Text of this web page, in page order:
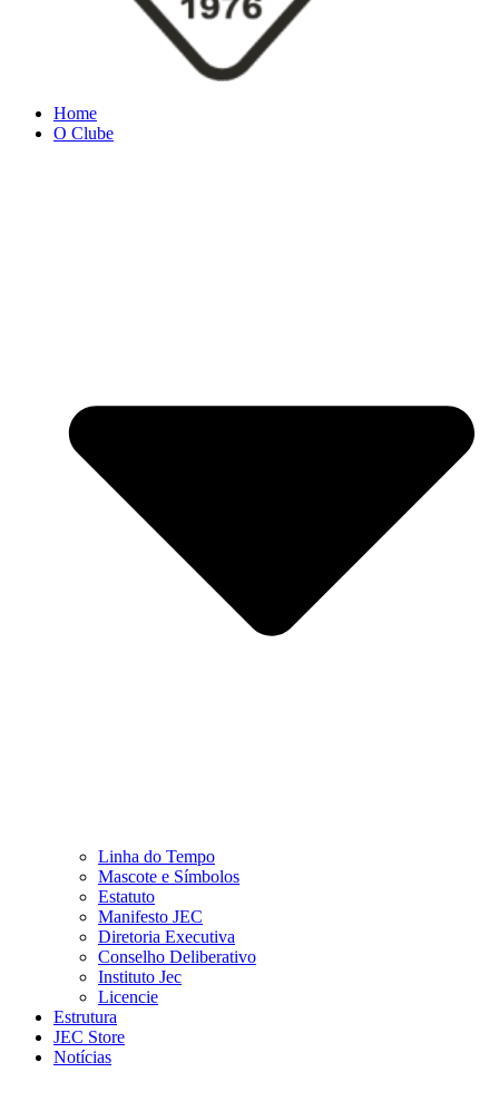
Home
O Clube
Linha do Tempo
Mascote e Símbolos
Estatuto
Manifesto JEC
Diretoria Executiva
Conselho Deliberativo
Instituto Jec
Licencie
Estrutura
JEC Store
Notícias